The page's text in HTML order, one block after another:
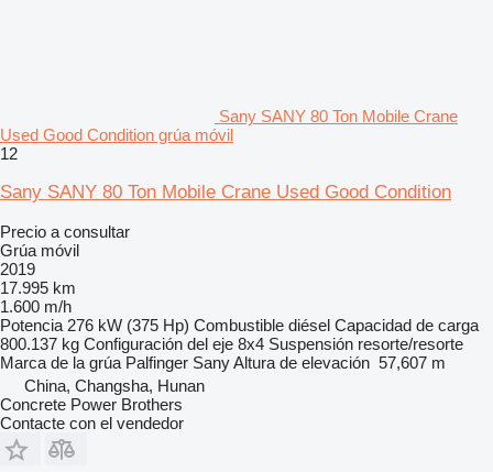
Sany SANY 80 Ton Mobile Crane
Used Good Condition grúa móvil
12
Sany SANY 80 Ton Mobile Crane Used Good Condition
Precio a consultar
Grúa móvil
2019
17.995 km
1.600 m/h
Potencia 276 kW (375 Hp) Combustible diésel Capacidad de carga
800.137 kg Configuración del eje 8x4 Suspensión resorte/resorte
Marca de la grúa Palfinger SanyAltura de elevación 57,607 m
China, Changsha, Hunan
Concrete Power Brothers
Contacte con el vendedor